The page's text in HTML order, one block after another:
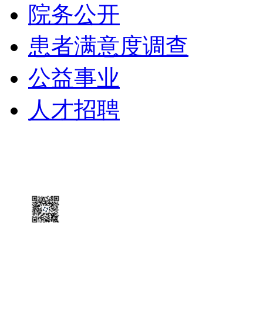
院务公开
患者满意度调查
公益事业
人才招聘